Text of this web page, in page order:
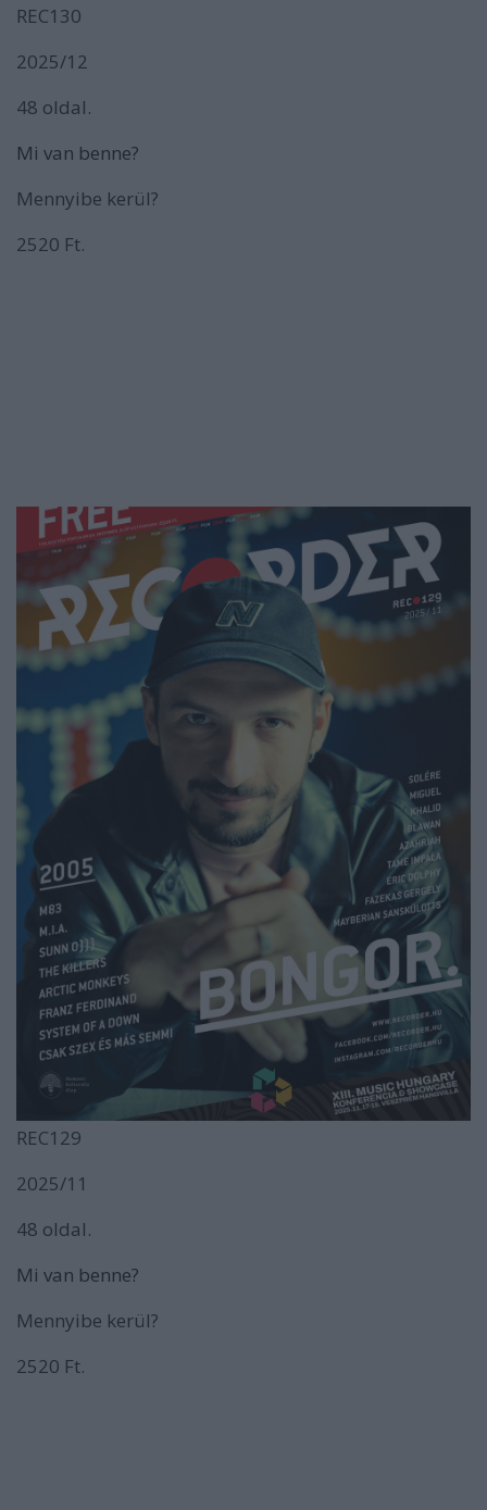
REC130
2025/12
48 oldal.
Mi van benne?
Mennyibe kerül?
2520 Ft.
REC129
2025/11
48 oldal.
Mi van benne?
Mennyibe kerül?
2520 Ft.